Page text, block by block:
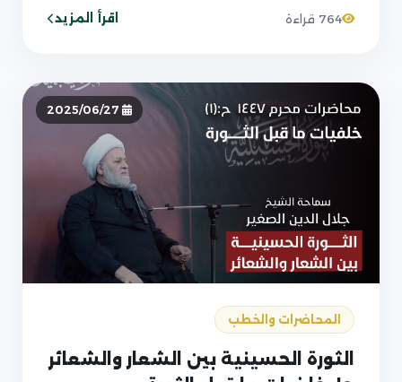
764 قراءة اقرأ المزيد
المحاضرات والخطب
الثورة الحسينية بين الشعار والشعائر